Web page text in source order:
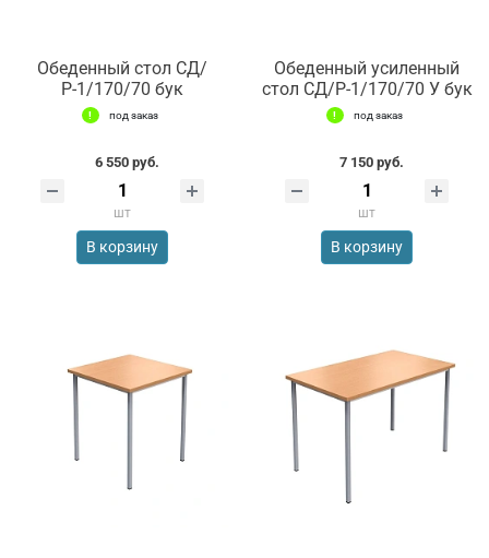
Обеденный стол СД/
Р-1/170/70 бук
под заказ
6 550 руб.
шт
В корзину
Обеденный усиленный
стол СД/Р-1/170/70 У бук
под заказ
7 150 руб.
шт
В корзину